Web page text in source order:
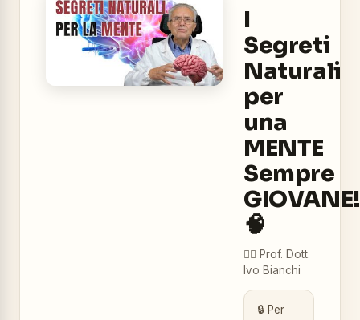
I
Segreti
Naturali
per
una
MENTE
Sempre
GIOVANE!
🧠
👨‍⚕️ Prof. Dott.
Ivo Bianchi
🔒 Per